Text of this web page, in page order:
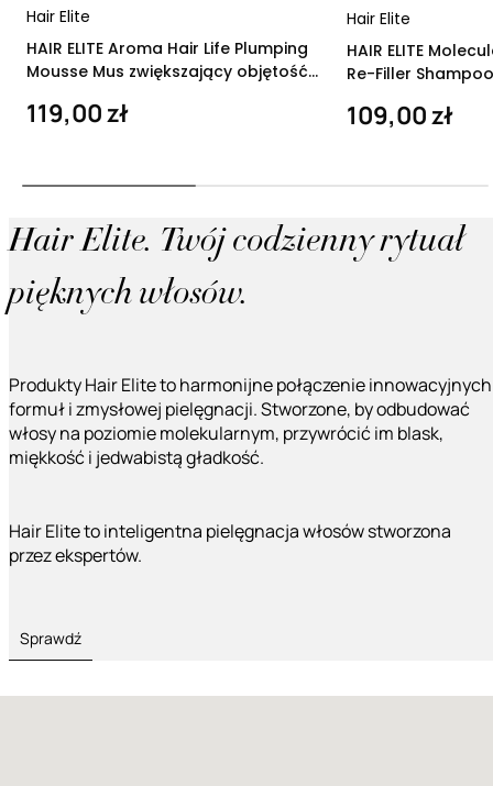
Hair Elite
HAIR ELITE Aroma Hair Life Plumping
Mousse Mus zwiększający objętość
119,00 zł
Hair Elite
HAIR ELITE
Re-Filler
109,00 zł
Hair Elite. Twój codzienny rytuał
pięknych włosów.
Produkty Hair Elite to harmonijne połączenie innowacyjnych
formuł i zmysłowej pielęgnacji. Stworzone, by odbudować
włosy na poziomie molekularnym, przywrócić im blask,
miękkość i jedwabistą gładkość.
Hair Elite to inteligentna pielęgnacja włosów stworzona
przez ekspertów.
Sprawdź